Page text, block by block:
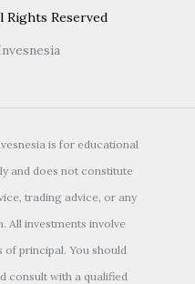
Rights Reserved
is for educational
and does not constitute
trading advice, or any
All investments involve
principal. You should
consult with a qualified